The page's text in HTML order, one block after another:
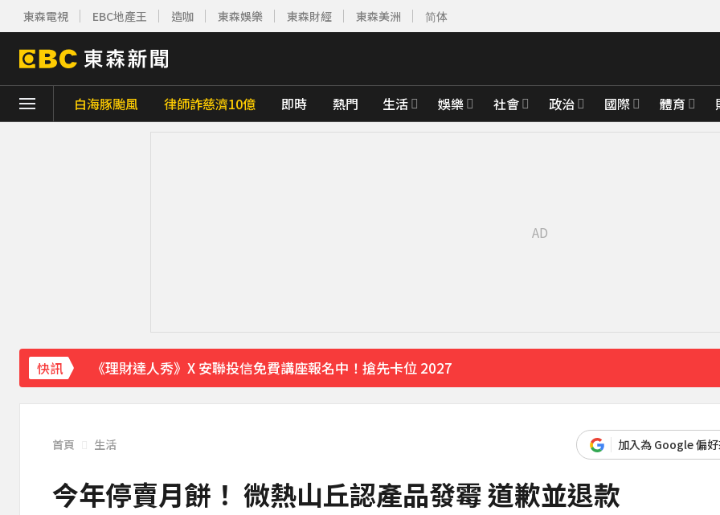
東森電視 EBC地產王 造咖 東森娛樂 東森財經 東森美洲 简体
白海豚颱風 律師詐慈濟10億 即時 熱門 生活 娛樂 社會 政治 國際 體育
快訊
《理財達人秀》X 安聯投信免費講座報名中！搶先卡位 2027
下載東森App，隨時掌握天下大小事！
獨家／金價衝高！1公斤金塊值458萬 較1個月前增近28萬
首頁 生活 加入為 Google 偏
今年停賣月餅！ 微熱山丘認產品發霉 道歉並退款